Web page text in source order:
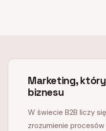
Marketing,
biznesu
W świecie B2B liczy
zrozumienie